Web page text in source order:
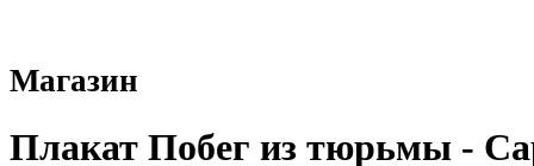
Магазин
Плакат Побег из тюрьмы -